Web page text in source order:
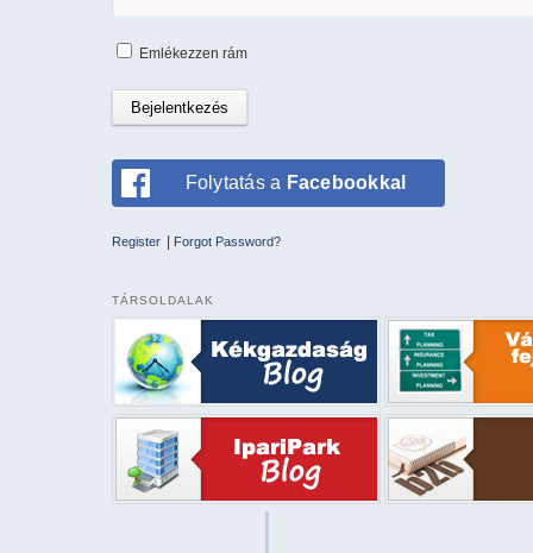
Emlékezzen rám
Folytatás a Facebookkal
Register Forgot Password?
TÁRSOLDALAK